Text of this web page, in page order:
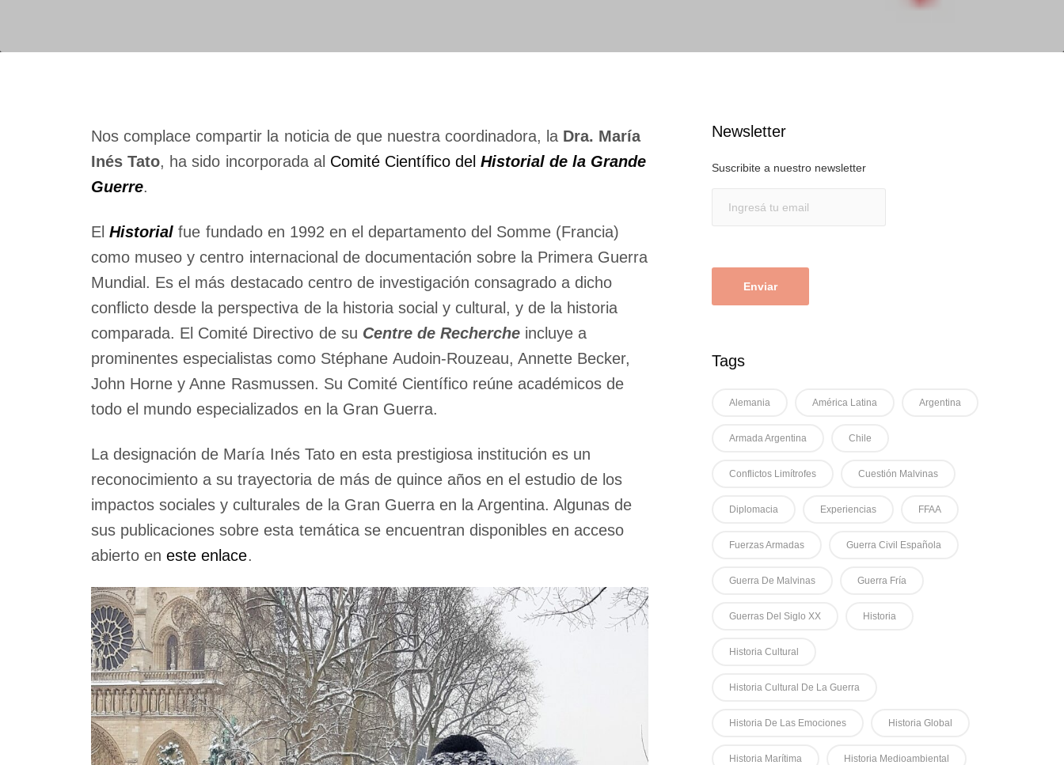
Nos complace compartir la noticia de que nuestra coordinadora, la Dra. María
Inés Tato, ha sido incorporada al Comité Científico del Historial de la Grande
Guerre.
ElHistorialfue fundado en 1992 en el departamento del Somme (Francia)
como museo y centro internacional de documentación sobre la Primera Guerra
Mundial. Es el más destacado centro de investigación consagrado a dicho
conflicto desde la perspectiva de la historia social y cultural, y de la historia
comparada. El Comité Directivo de su Centre de Recherche incluye a
prominentes especialistas como Stéphane Audoin-Rouzeau, Annette Becker,
John Horne y Anne Rasmussen. Su Comité Científico reúne académicos de
todo el mundo especializados en la Gran Guerra.
La designación de María Inés Tato en esta prestigiosa institución es un
reconocimiento a su trayectoria de más de quince años en el estudio de los
impactos sociales y culturales de la Gran Guerra en la Argentina. Algunas de
sus publicaciones sobre esta temática se encuentran disponibles en acceso
abierto eneste enlace.
Newsletter
Suscribite a nuestro newsletter
Tags
Alemania América Latina Argentina
Armada Argentina Chile
Conflictos Limítrofes Cuestión Malvinas
Diplomacia Experiencias FFAA
Fuerzas Armadas Guerra Civil Española
Guerra De Malvinas Guerra Fría
Guerras Del Siglo XX Historia
Historia Cultural
Historia Cultural De La Guerra
Historia De Las Emociones Historia Global
Historia Marítima Historia Medioambiental